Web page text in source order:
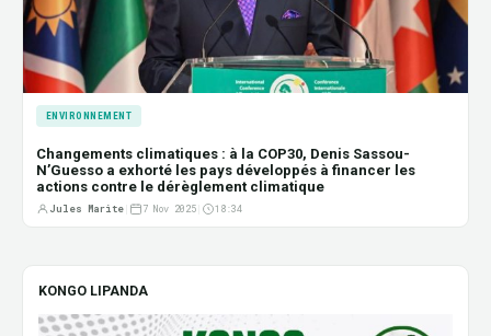
ENVIRONNEMENT
Changements climatiques : à la COP30, Denis Sassou-
N’Guesso a exhorté les pays développés à financer les
actions contre le dérèglement climatique
Jules Marite 7 Nov 2025 18:34
KONGO LIPANDA